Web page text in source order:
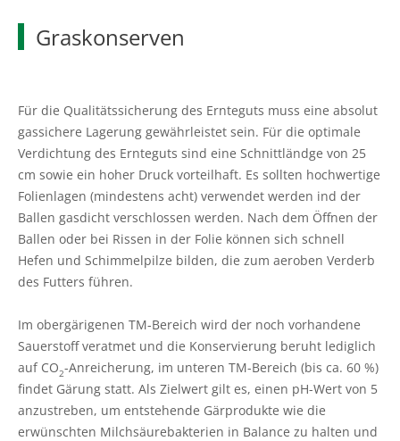
Graskonserven
Für die Qualitätssicherung des Ernteguts muss eine absolut
gassichere Lagerung gewährleistet sein. Für die optimale
Verdichtung des Ernteguts sind eine Schnittländge von 25
cm sowie ein hoher Druck vorteilhaft. Es sollten hochwertige
Folienlagen (mindestens acht) verwendet werden ind der
Ballen gasdicht verschlossen werden. Nach dem Öffnen der
Ballen oder bei Rissen in der Folie können sich schnell
Hefen und Schimmelpilze bilden, die zum aeroben Verderb
des Futters führen.
Im obergärigenen TM-Bereich wird der noch vorhandene
Sauerstoff veratmet und die Konservierung beruht lediglich
auf CO2-Anreicherung, im unteren TM-Bereich (bis ca. 60 %)
findet Gärung statt. Als Zielwert gilt es, einen pH-Wert von 5
anzustreben, um entstehende Gärprodukte wie die
erwünschten Milchsäurebakterien in Balance zu halten und